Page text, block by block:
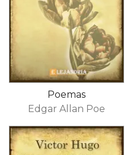
Poemas
Edgar Allan Poe